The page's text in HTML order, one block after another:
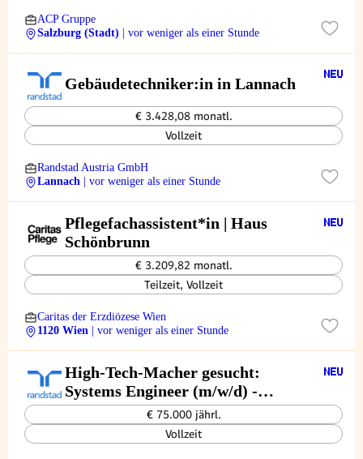
ACP Gruppe
Salzburg (Stadt)
| vor weniger als einer Stunde
Gebäudetechniker:in in Lannach
€ 3.428,08 monatl.
Vollzeit
Randstad Austria GmbH
Lannach
| vor weniger als einer Stunde
Pflegefachassistent*in | Haus
Schönbrunn
€ 3.209,82 monatl.
Teilzeit, Vollzeit
Caritas der Erzdiözese Wien
1120 Wien
| vor weniger als einer Stunde
High-Tech-Macher gesucht:
Systems Engineer (m/w/d) -
Gestalte die Energiewende!
€ 75.000 jährl.
Vollzeit